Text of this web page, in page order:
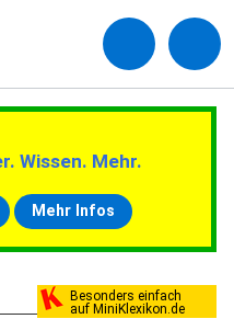
Wissen. Mehr.
Mehr Infos
Besonders einfach
auf MiniKlexikon.de